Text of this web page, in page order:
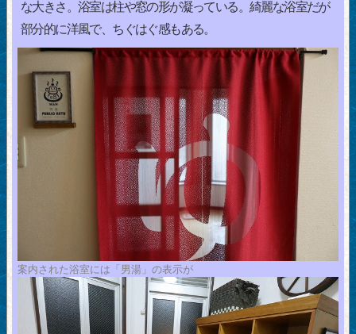
な大きさ。浴室は柱や窓の形が凝っている。綺麗な浴室だが
部分的に洋風で、ちぐはぐ感もある。
案内された浴室には「男湯」の表示が